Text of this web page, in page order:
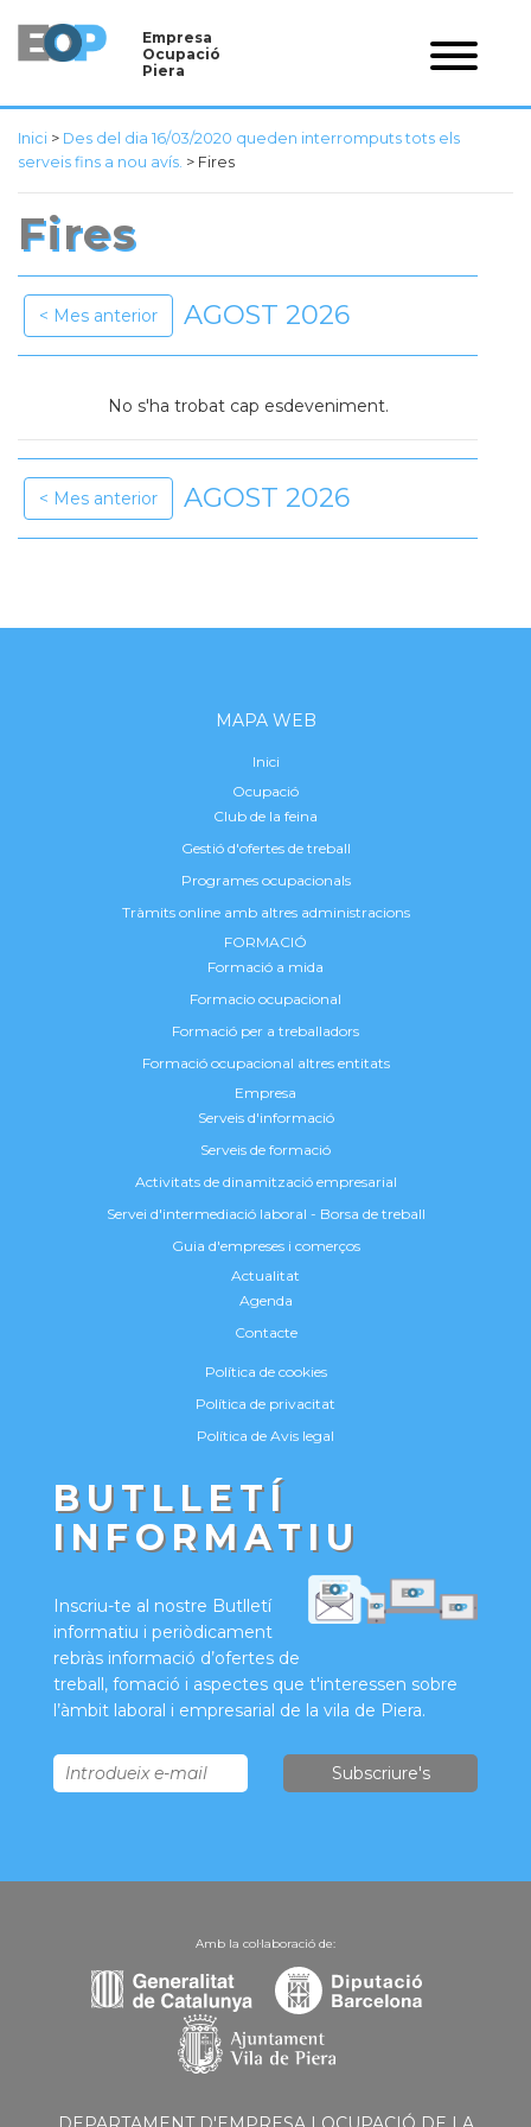
Empresa
Ocupació
Piera
Inici > Des del dia 16/03/2020 queden interromputs tots els
serveis fins a nou avís. > Fires
Fires
Mes anterior AGOST 2026
No s'ha trobat cap esdeveniment.
Mes anterior AGOST 2026
MAPA WEB
Inici
Ocupació
Club de la feina
Gestió d'ofertes de treball
Programes ocupacionals
Tràmits online amb altres administracions
FORMACIÓ
Formació a mida
Formacio ocupacional
Formació per a treballadors
Formació ocupacional altres entitats
Empresa
Serveis d'informació
Serveis de formació
Activitats de dinamització empresarial
Servei d'intermediació laboral - Borsa de treball
Guia d'empreses i comerços
Actualitat
Agenda
Contacte
Política de cookies
Política de privacitat
Política de Avis legal
BUTLLETÍ
INFORMATIU
Inscriu-te al nostre Butlletí
informatiu i periòdicament
rebràs informació d’ofertes de
treball, fomació i aspectes que t'interessen sobre
l’àmbit laboral i empresarial de la vila de Piera.
Amb la col·laboració de: